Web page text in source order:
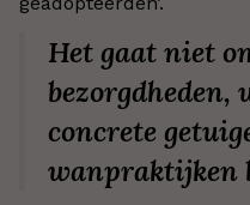
Het gaat niet
bezorgdheden,
concrete
wanpraktijken